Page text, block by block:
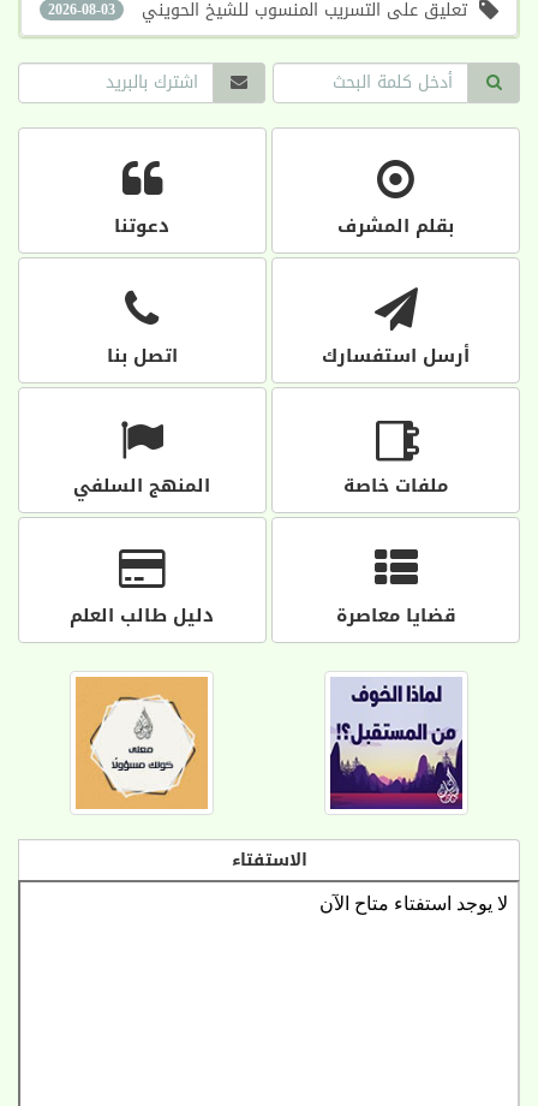
2026-08-03 تعليق على التسريب المنسوب للشيخ الحويني
بقلم المشرف دعوتنا
أرسل استفسارك اتصل بنا
ملفات خاصة المنهج السلفي
قضايا معاصرة دليل طالب العلم
الاستفتاء